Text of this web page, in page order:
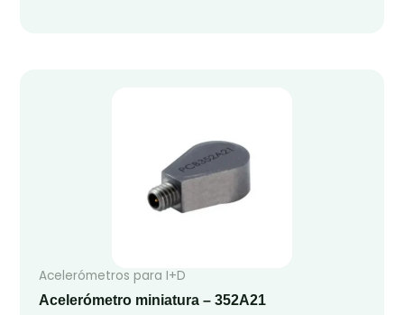
Acelerómetros para I+D
Acelerómetro miniatura – 352A21